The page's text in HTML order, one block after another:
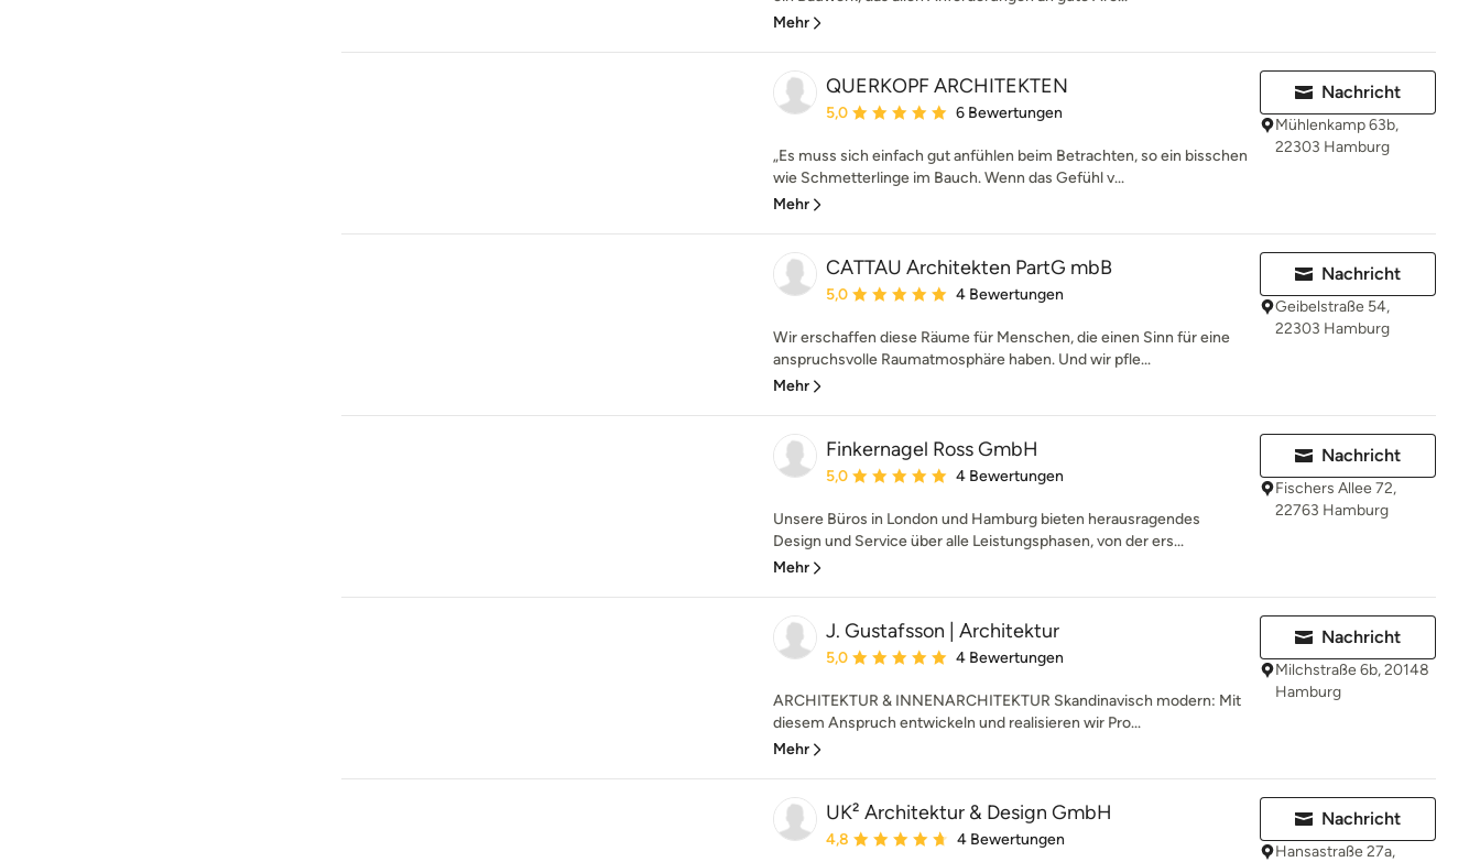
Mehr
QUERKOPF ARCHITEKTEN
Durchschnittliche Bewertung: 5 von 5 Sternen
5,0 6 Bewertungen
„Es muss sich einfach gut anfühlen beim Betrachten, so ein bisschen
wie Schmetterlinge im Bauch. Wenn das Gefühl v...
Mehr
Nachricht
Mühlenkamp 63b,
22303 Hamburg
CATTAU Architekten PartG mbB
Durchschnittliche Bewertung: 5 von 5 Sternen
5,0 4 Bewertungen
Wir erschaffen diese Räume für Menschen, die einen Sinn für eine
anspruchsvolle Raumatmosphäre haben. Und wir pfle...
Mehr
Nachricht
Geibelstraße 54,
22303 Hamburg
Finkernagel Ross GmbH
Durchschnittliche Bewertung: 5 von 5 Sternen
5,0 4 Bewertungen
Unsere Büros in London und Hamburg bieten herausragendes
Design und Service über alle Leistungsphasen, von der ers...
Mehr
Nachricht
Fischers Allee 72,
22763 Hamburg
J. Gustafsson | Architektur
Durchschnittliche Bewertung: 5 von 5 Sternen
5,0 4 Bewertungen
ARCHITEKTUR & INNENARCHITEKTUR Skandinavisch modern: Mit
diesem Anspruch entwickeln und realisieren wir Pro...
Mehr
Nachricht
Milchstraße 6b, 20148
Hamburg
UK² Architektur & Design GmbH
Durchschnittliche Bewertung: 4.8 von 5 Sternen
4,8 4 Bewertungen
Nachricht
Hansastraße 27a,